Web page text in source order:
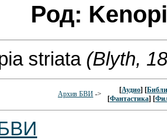
Род:
striata (Blyth,
Архив БВИ -> [Аудио] [
[Фантастика] [